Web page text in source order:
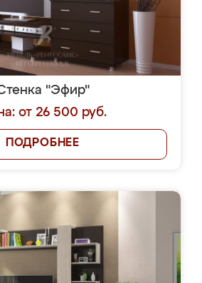
"Эфир"
от 26 500 руб.
ПОДРОБНЕЕ